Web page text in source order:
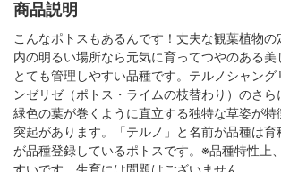
商品説明
こんなポトスもあるんです！丈夫な観葉植物
内の明るい場所なら元気に育ってつやのある美
とても管理しやすい品種です。テルノシャング
ンゼリゼ（ポトス・ライムの枝替わり）のさ
緑色の葉が巻くように直立する独特な草姿が特
突起があります。「テルノ」と名前が品種は育
が品種登録しているポトスです。※品種特性上
すいです。生育には問題はございません。